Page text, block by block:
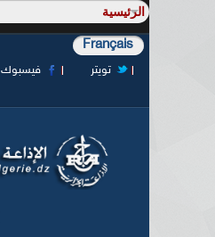
Français
فيسبوك
تويتر